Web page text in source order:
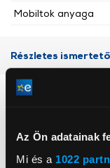
Az Ön adatainak
Mi és a 1022
Mobiltok anyaga
Részletes ismertető